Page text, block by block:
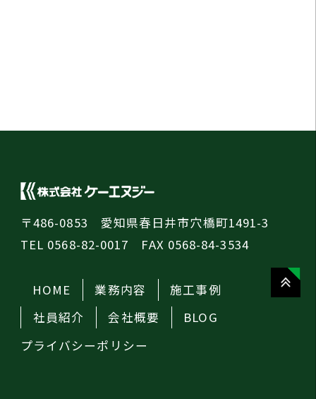
〒486-0853 愛知県春日井市穴橋町1491-3
TEL 0568-82-0017 FAX 0568-84-3534
HOME 業務内容
施工事例
社員紹介
会社概要
BLOG
プライバシーポリシー